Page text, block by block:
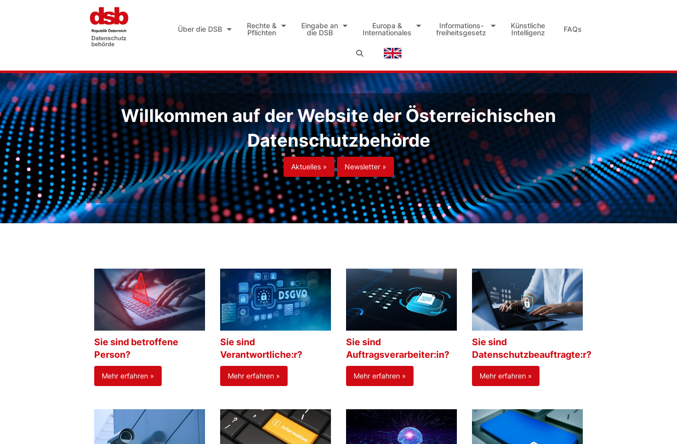
Über die DSB
Rechte &
Pflichten
Eingabe an
die DSB
Europa &
Internationales
Informations-
freiheitsgesetz
Künstliche
Intelligenz
FAQs
Willkommen auf der Website der Österreichischen
Datenschutzbehörde
Aktuelles » Newsletter »
Sie sind betroffene
Person?
Mehr erfahren »
Sie sind
Verantwortliche:r?
Mehr erfahren »
Sie sind
Auftragsverarbeiter:in?
Mehr erfahren »
Sie sind
Datenschutzbeauftragte:r?
Mehr erfahren »